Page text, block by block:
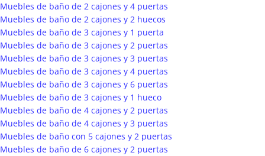
Muebles de baño de 2 cajones y 4 puertas
Muebles de baño de 2 cajones y 2 huecos
Muebles de baño de 3 cajones y 1 puerta
Muebles de baño de 3 cajones y 2 puertas
Muebles de baño de 3 cajones y 3 puertas
Muebles de baño de 3 cajones y 4 puertas
Muebles de baño de 3 cajones y 6 puertas
Muebles de baño de 3 cajones y 1 hueco
Muebles de baño de 4 cajones y 2 puertas
Muebles de baño de 4 cajones y 3 puertas
Muebles de baño con 5 cajones y 2 puertas
Muebles de baño de 6 cajones y 2 puertas